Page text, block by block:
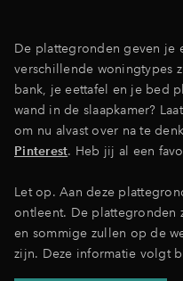
De plattegronden geven je
verschillende woningtypes
bank, je eettafel en je bed
wand in de slaapkamer?
om nu alvast over na te
Pinterest. Heb jij al een
Let op. Aan deze
ontleent. De plattegronden
en sommige zullen op de
zijn. Deze informatie volgt